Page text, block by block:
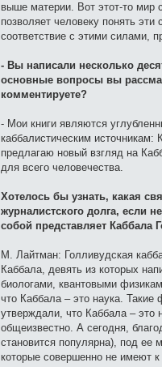
выше материи. Вот этот-то мир
позволяет человеку понять
соответствие с этими силами,
- Вы написали несколько
основные вопросы вы
комментируете?
- Мои книги являются
каббалистическим
предлагаю новый взгляд на
для всего человечества.
Хотелось бы узнать, какая
журналистского долга, если
собой представляет Каббала
М. Лайтман: Голливудская
Каббала, девять из которых
биологами, квантовыми
что Каббала – это наука.
утверждали, что Каббала –
общеизвестно. А сегодня,
становится популярна), под ее
которые совершенно не имеют